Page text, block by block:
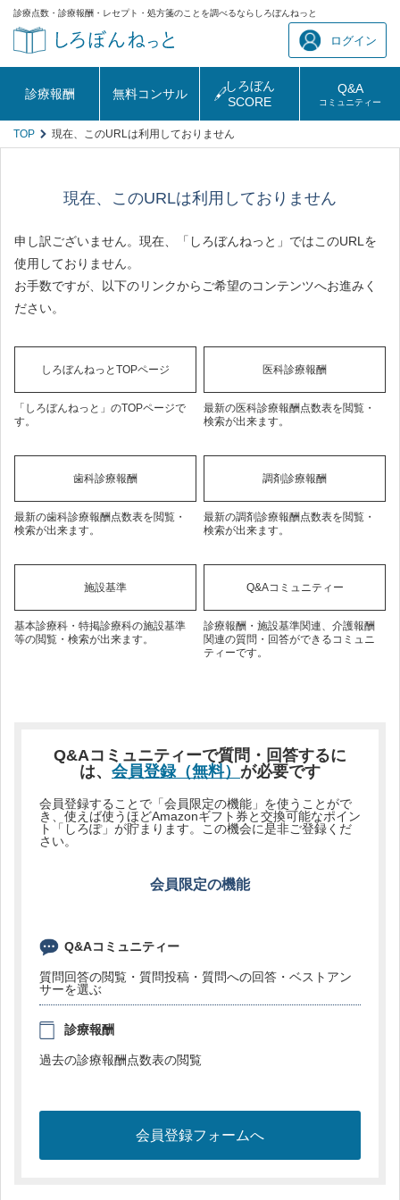
診療点数・診療報酬・レセプト・処方箋のことを調べるならしろぼんねっと
ログイン
診療報酬 無料コンサル
しろぼん
SCORE
Q&A
コミュニティー
TOP 現在、このURLは利用しておりません
現在、このURLは利用しておりません
申し訳ございません。現在、「しろぼんねっと」ではこのURLを
使用しておりません。
お手数ですが、以下のリンクからご希望のコンテンツへお進みく
ださい。
しろぼんねっとTOPページ
「しろぼんねっと」のTOPページで
す。
医科診療報酬
最新の医科診療報酬点数表を閲覧・
検索が出来ます。
歯科診療報酬
最新の歯科診療報酬点数表を閲覧・
検索が出来ます。
調剤診療報酬
最新の調剤診療報酬点数表を閲覧・
検索が出来ます。
施設基準
基本診療科・特掲診療科の施設基準
等の閲覧・検索が出来ます。
Q&Aコミュニティー
診療報酬・施設基準関連、介護報酬
関連の質問・回答ができるコミュニ
ティーです。
Q&Aコミュニティーで質問・回答するに
は、 会員登録（無料） が必要です
会員登録することで「会員限定の機能」を使うことがで
き、使えば使うほどAmazonギフト券と交換可能なポイン
ト「しろぽ」が貯まります。この機会に是非ご登録くだ
さい。
会員限定の機能
Q&Aコミュニティー
質問回答の閲覧・質問投稿・質問への回答・ベストアン
サーを選ぶ
診療報酬
過去の診療報酬点数表の閲覧
会員登録フォームへ